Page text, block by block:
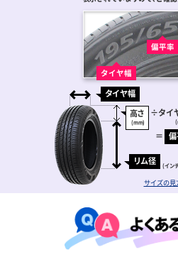
タイヤ幅
偏平率
タイヤ幅
高さ
(mm)
÷タイ
＝
リム径 (イン
サイズの見